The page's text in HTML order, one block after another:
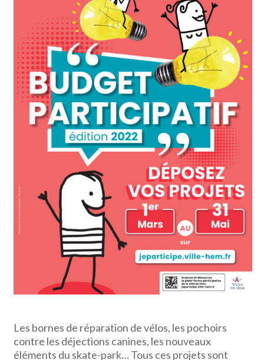
Les bornes de réparation de vélos, les pochoirs
contre les déjections canines, les nouveaux
éléments du skate-park… Tous ces projets sont